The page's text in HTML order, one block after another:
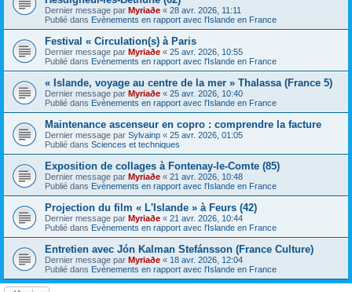
Dernier message par Myriaðe « 28 avr. 2026, 11:11
Publié dans Evènements en rapport avec l'Islande en France
Festival « Circulation(s) à Paris
Dernier message par Myriaðe « 25 avr. 2026, 10:55
Publié dans Evènements en rapport avec l'Islande en France
« Islande, voyage au centre de la mer » Thalassa (France 5)
Dernier message par Myriaðe « 25 avr. 2026, 10:40
Publié dans Evènements en rapport avec l'Islande en France
Maintenance ascenseur en copro : comprendre la facture
Dernier message par Sylvainp « 25 avr. 2026, 01:05
Publié dans Sciences et techniques
Exposition de collages à Fontenay-le-Comte (85)
Dernier message par Myriaðe « 21 avr. 2026, 10:48
Publié dans Evènements en rapport avec l'Islande en France
Projection du film « L'Islande » à Feurs (42)
Dernier message par Myriaðe « 21 avr. 2026, 10:44
Publié dans Evènements en rapport avec l'Islande en France
Entretien avec Jón Kalman Stefánsson (France Culture)
Dernier message par Myriaðe « 18 avr. 2026, 12:04
Publié dans Evènements en rapport avec l'Islande en France